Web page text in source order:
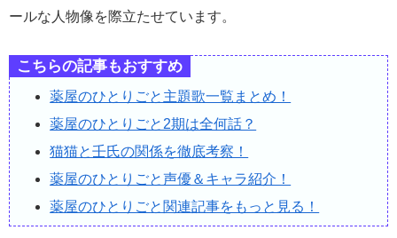
ールな人物像を際立たせています。
こちらの記事もおすすめ
薬屋のひとりごと主題歌一覧まとめ！
薬屋のひとりごと2期は全何話？
猫猫と壬氏の関係を徹底考察！
薬屋のひとりごと声優＆キャラ紹介！
薬屋のひとりごと関連記事をもっと見る！